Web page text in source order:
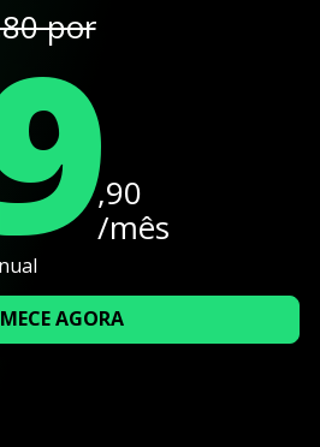
por
,90
/mês
AGORA